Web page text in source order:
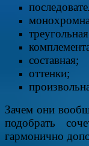
составная;
оттенки;
Зачем они
подобрать
гармонично